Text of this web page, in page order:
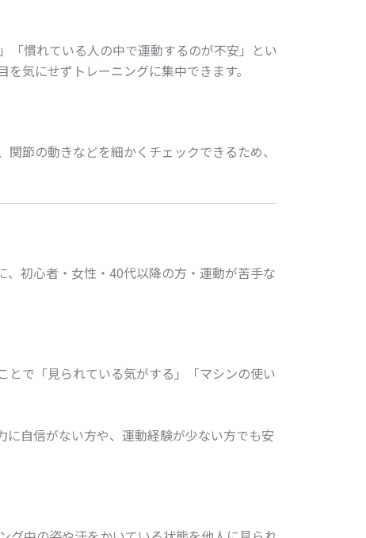
「慣れている人の中で運動するのが不安」とい
気にせずトレーニングに集中できます。
節の動きなどを細かくチェックできるため、
初心者・女性・40代以降の方・運動が苦手な
とで「見られている気がする」「マシンの使い
自信がない方や、運動経験が少ない方でも安